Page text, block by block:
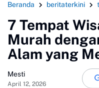
Beranda beritaterkini
7 Tempat
Murah
Alam yang
Mesti
April 12, 2026